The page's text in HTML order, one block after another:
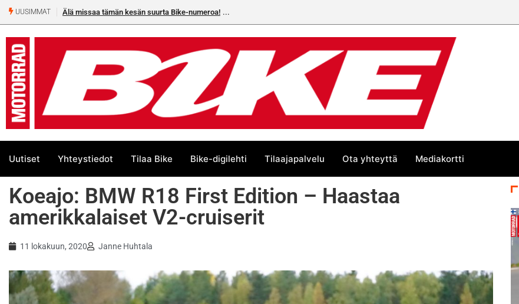
UUSIMMAT Heikkilä kymmenes 250cc EM-challengessä
Uutiset Yhteystiedot Tilaa Bike Bike-digilehti Tilaajapalvelu Ota yhteyttä Mediakortti
Koeajo: BMW R18 First Edition – Haastaa
amerikkalaiset V2-cruiserit
11 lokakuun, 2020 Janne Huhtala